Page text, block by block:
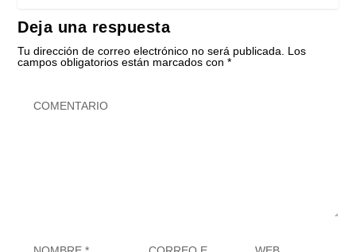
Deja una respuesta
Tu dirección de correo electrónico no será publicada.
Los
campos obligatorios están marcados con*